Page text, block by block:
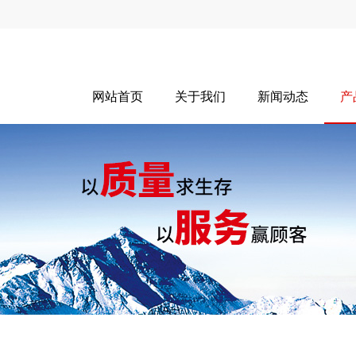
网站首页 关于我们 新闻动态 产